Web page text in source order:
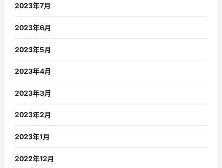
2023年7月
2023年6月
2023年5月
2023年4月
2023年3月
2023年2月
2023年1月
2022年12月